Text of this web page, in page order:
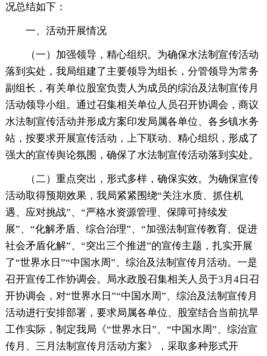
况总结如下：
一、活动开展情况
（一）加强领导，精心组织。为确保水法制宣传活动
落到实处，我局组建了主要领导为组长，分管领导为常务
副组长，有关单位股室负责人为成员的综治及法制宣传月
活动领导小组。通过召集相关单位人员召开协调会，商议
水法制宣传活动并形成方案印发局属各单位、各乡镇水务
站，按要求开展宣传活动，上下联动、精心组织，形成了
强大的宣传舆论氛围，确保了水法制宣传活动落到实处。
（二）重点突出，形式多样，确保实效。为确保宣传
活动取得预期效果，我局紧紧围绕“关注水质、抓住机
遇、应对挑战”、“严格水资源管理、保障可持续发
展”、“化解矛盾、综合治理”、“加强法制宣传教育、促进
社会矛盾化解”、“突出三个推进”的宣传主题，扎实开展
了“世界水日”“中国水周”、综治及法制宣传月活动。一是
召开宣传工作协调会。局水政股召集相关人员于3月4日召
开协调会，对“世界水日”“中国水周”、综治及法制宣传月
活动进行安排部署，要求局属各单位、股室结合当前抗旱
工作实际，制定我局《“世界水日”、“中国水周”、综治宣
传月、三月法制宣传月活动方案》，采取多种形式开